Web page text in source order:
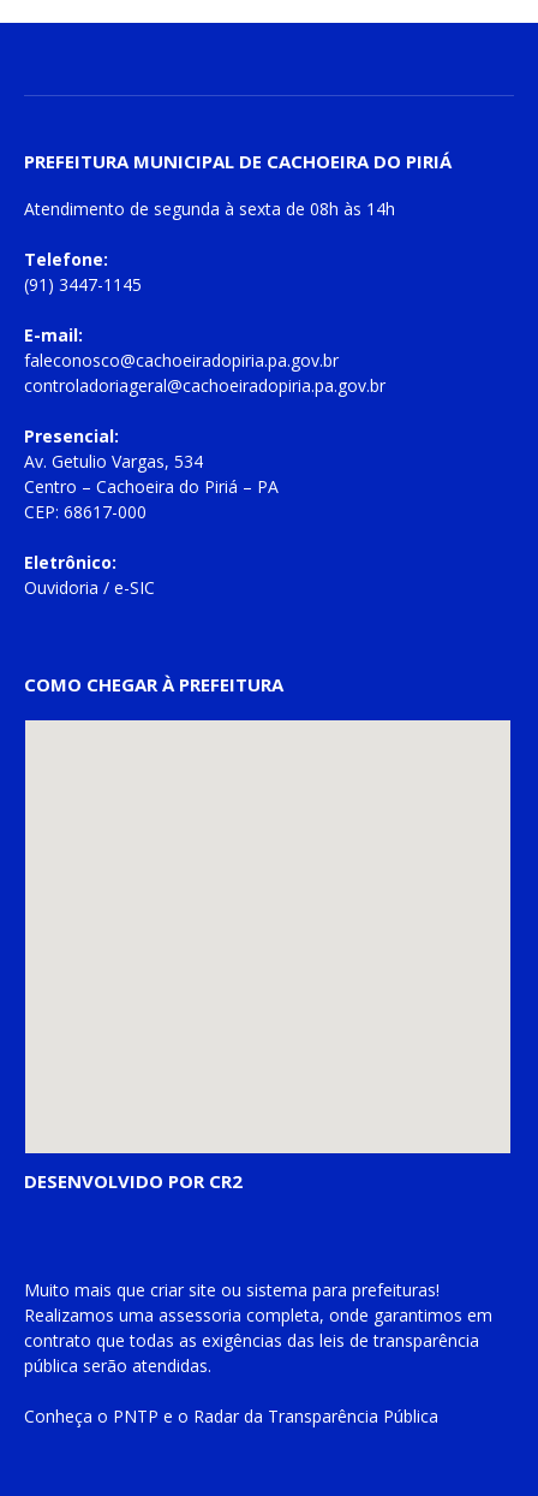
PREFEITURA MUNICIPAL DE CACHOEIRA DO PIRIÁ
Atendimento de segunda à sexta de 08h às 14h
Telefone:
(91) 3447-1145
E-mail:
faleconosco@cachoeiradopiria.pa.gov.br
controladoriageral@cachoeiradopiria.pa.gov.br
Presencial:
Av. Getulio Vargas, 534
Centro – Cachoeira do Piriá – PA
CEP: 68617-000
Eletrônico:
Ouvidoria / e-SIC
COMO CHEGAR À PREFEITURA
DESENVOLVIDO POR CR2
Muito mais que criar site ou sistema para prefeituras!
Realizamos uma assessoria completa, onde garantimos em
contrato que todas as exigências das leis de transparência
pública serão atendidas.
Conheça o PNTP e o Radar da Transparência Pública